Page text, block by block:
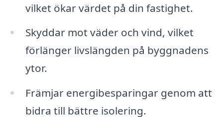
vilket ökar värdet på din fastighet.
Skyddar mot väder och vind, vilket
förlänger livslängden på byggnadens
ytor.
Främjar energibesparingar genom att
bidra till bättre isolering.